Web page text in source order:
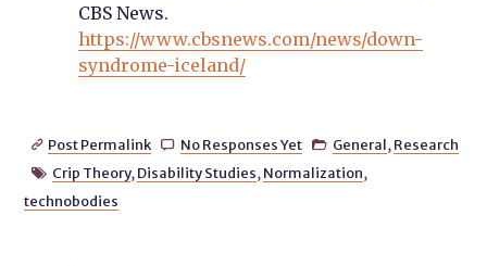
CBS News.
https://www.cbsnews.com/news/down-
syndrome-iceland/
 Post Permalink  No Responses Yet  General,Research
 Crip Theory,Disability Studies,Normalization,
technobodies